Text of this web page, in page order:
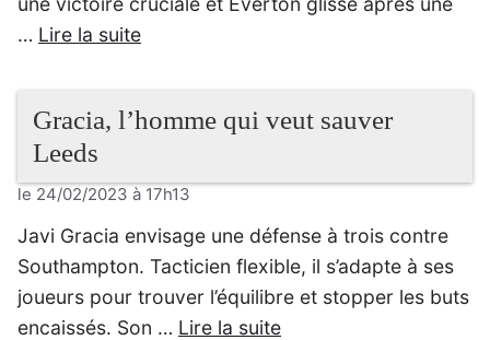
… Lire la suite
Gracia, l’homme qui veut sauver
Leeds
le 24/02/2023 à 17h13
Javi Gracia envisage une défense à trois contre
Southampton. Tacticien flexible, il s’adapte à ses
joueurs pour trouver l’équilibre et stopper les buts
encaissés. Son … Lire la suite